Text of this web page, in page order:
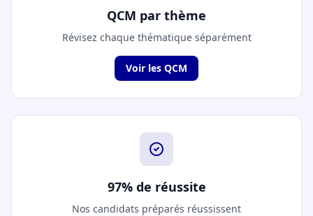
QCM par thème
Révisez chaque thématique séparément
Voir les QCM
97% de réussite
Nos candidats préparés réussissent